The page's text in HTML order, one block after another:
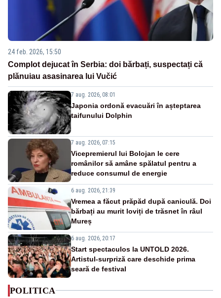
24 feb. 2026, 15:50
Complot dejucat în Serbia: doi bărbați, suspectați că
plănuiau asasinarea lui Vučić
7 aug. 2026, 08:01
Japonia ordonă evacuări în așteptarea
taifunului Dolphin
7 aug. 2026, 07:15
Vicepremierul lui Bolojan le cere
românilor să amâne spălatul pentru a
reduce consumul de energie
6 aug. 2026, 21:39
Vremea a făcut prăpăd după caniculă. Doi
bărbați au murit loviți de trăsnet în râul
Mureș
6 aug. 2026, 20:17
Start spectaculos la UNTOLD 2026.
Artistul-surpriză care deschide prima
seară de festival
POLITICA